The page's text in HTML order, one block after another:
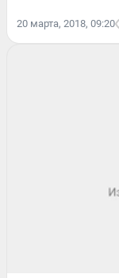
20 марта, 2018, 09:20